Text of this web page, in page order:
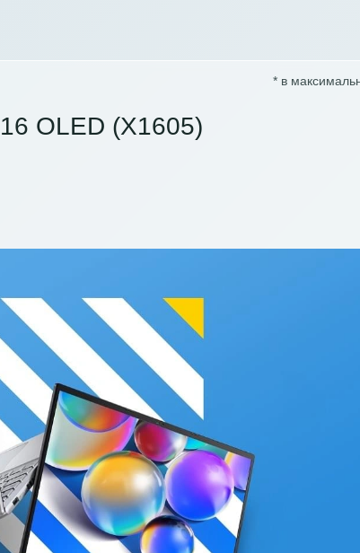
* в
OLED (X1605)